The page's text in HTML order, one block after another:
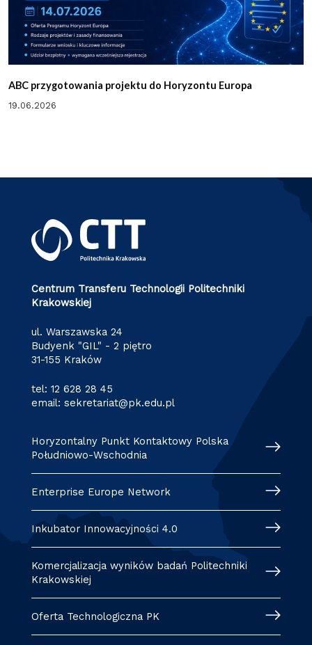
ABC przygotowania projektu do Horyzontu Europa
19.06.2026
Centrum Transferu Technologii Politechniki
Krakowskiej
ul. Warszawska 24
Budyenk "GIL" - 2 piętro
31-155 Kraków
tel: 12 628 28 45
email: sekretariat@pk.edu.pl
Horyzontalny Punkt Kontaktowy Polska
Południowo-Wschodnia
Enterprise Europe Network
Inkubator Innowacyjności 4.0
Komercjalizacja wyników badań Politechniki
Krakowskiej
Oferta Technologiczna PK